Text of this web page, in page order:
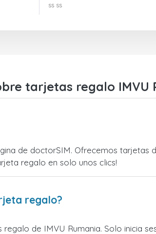
ss ss
tarjetas regalo IMVU
de doctorSIM. Ofrecemos tarjetas
regalo en solo unos clics!
regalo?
de IMVU Rumania. Solo inicia